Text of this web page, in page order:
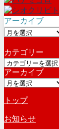
アーカイブ
ア
カ
イ
ブ
カテゴリー
カ
テ
ゴ
ー
アーカイブ
ア
カ
イ
ブ
トップ
お知らせ